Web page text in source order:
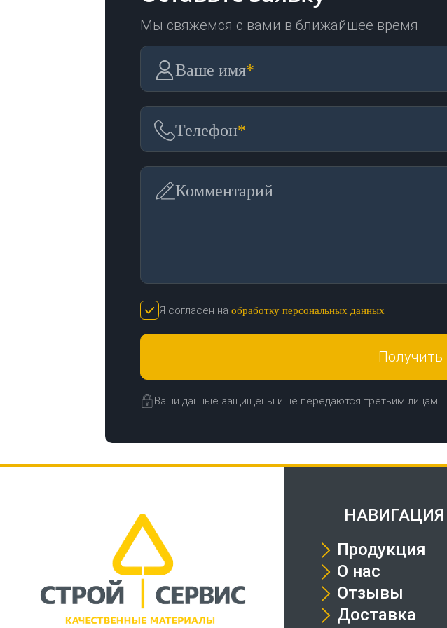
Мы свяжемся с вами в ближайшее время
Ваше имя*
Телефон*
Комментарий
Я согласен на обработку персональных данных
Получить
Ваши данные защищены и не передаются третьим лицам
НАВИГАЦИЯ
Продукция
О нас
Отзывы
Доставка